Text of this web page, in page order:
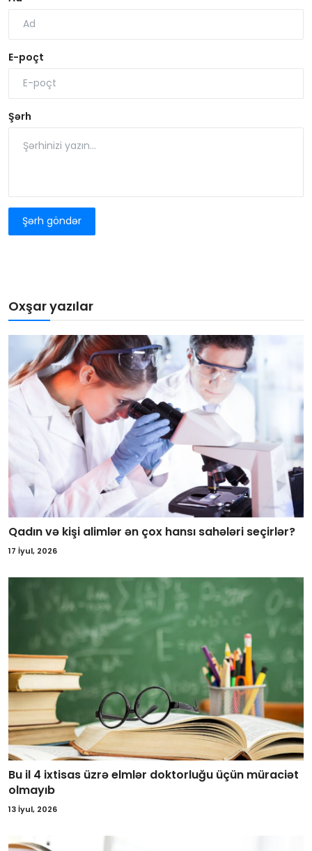
E-poçt
Şərh
Şərh göndər
Oxşar yazılar
Qadın və kişi alimlər ən çox hansı sahələri seçirlər?
17 İyul, 2026
Bu il 4 ixtisas üzrə elmlər doktorluğu üçün müraciət
olmayıb
13 İyul, 2026